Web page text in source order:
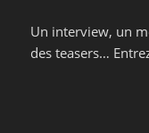
Un interview, un
des teasers…